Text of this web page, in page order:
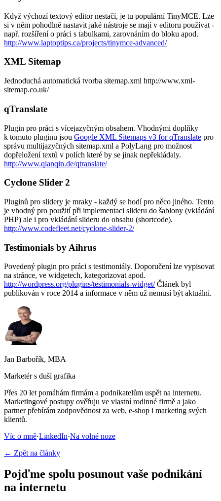
Když výchozí textový editor nestačí, je tu populární TinyMCE. Lze
si v něm pohodlně nastavit jaké nástroje se mají v editoru používat -
např. rozšíření o práci s tabulkami, zarovnáním do bloku apod.
http://www.laptoptips.ca/projects/tinymce-advanced/
XML Sitemap
Jednoduchá automatická tvorba sitemap.xml http://www.xml-
sitemap.co.uk/
qTranslate
Plugin pro práci s vícejazyčným obsahem. Vhodnými doplňky
k tomuto pluginu jsou Google XML Sitemaps v3 for qTranslate pro
správu multijazyčných sitemap.xml a PolyLang pro možnost
dopřeložení textů v polích které by se jinak nepřekládaly.
http://www.qianqin.de/qtranslate/
Cyclone Slider 2
Pluginů pro slidery je mraky - každý se hodí pro něco jiného. Tento
je vhodný pro použití při implementaci slideru do šablony (vkládání
PHP) ale i pro vkládání slideru do obsahu (shortcode).
http://www.codefleet.net/cyclone-slider-2/
Testimonials by Aihrus
Povedený plugin pro práci s testimoniály. Doporučení lze vypisovat
na stránce, ve widgetech, kategorizovat apod.
http://wordpress.org/plugins/testimonials-widget/Článek byl
publikován v roce 2014 a informace v něm už nemusí být aktuální.
Jan Barbořík, MBA
Marketér s duší grafika
Přes 20 let pomáhám firmám a podnikatelům uspět na internetu.
Marketingové postupy ověřuju ve vlastní rodinné firmě a jako
partner přebírám zodpovědnost za web, e-shop i marketing svých
klientů.
Víc o mně·LinkedIn·Na volné noze
← Zpět na články
Pojďme spolu posunout vaše podnikání
na internetu